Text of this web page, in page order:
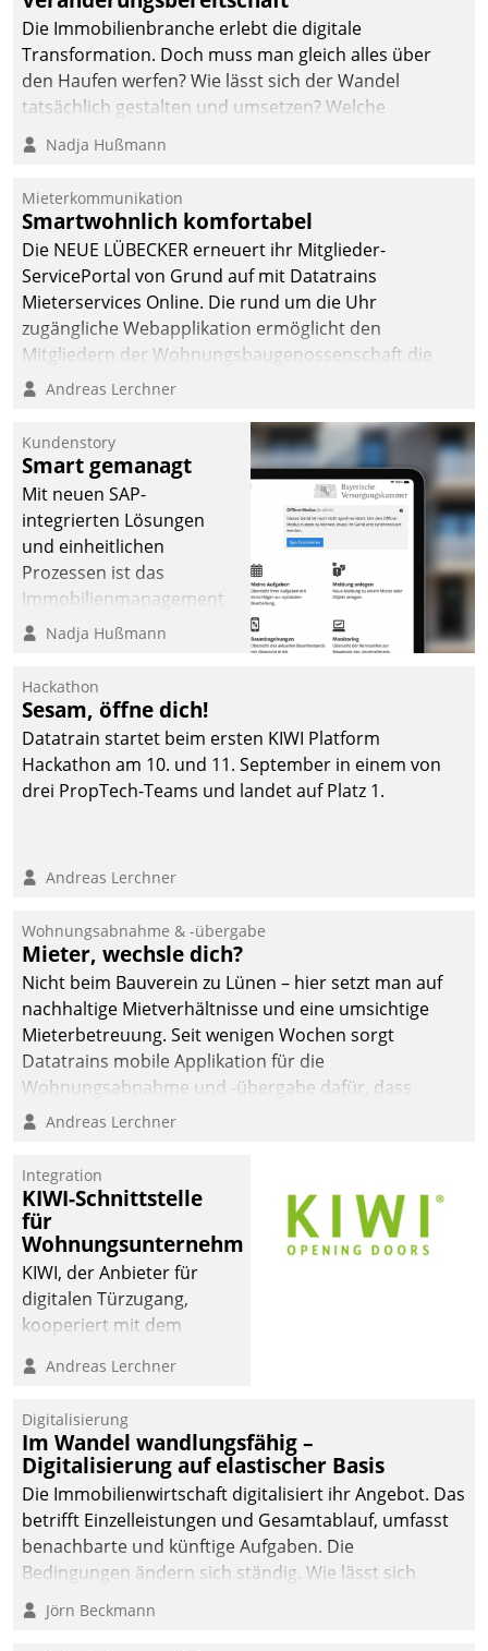
Die Immobilienbranche erlebt die digitale
Transformation. Doch muss man gleich alles über
den Haufen werfen? Wie lässt sich der Wandel
tatsächlich gestalten und umsetzen? Welche
Argumente zählen wirklich?
Nadja Hußmann
Mieterkommunikation
Smartwohnlich komfortabel
Die NEUE LÜBECKER erneuert ihr Mitglieder-
ServicePortal von Grund auf mit Datatrains
Mieterservices Online. Die rund um die Uhr
zugängliche Webapplikation ermöglicht den
Mitgliedern der Wohnungs­bau­genossenschaft die
Kontaktaufnahme per Smartphone, Tablet oder PC.
Andreas Lerchner
Kundenstory
Smart gemanagt
Mit neuen SAP-
integrierten Lösungen
und einheitlichen
Prozessen ist das
Immobilienmanagement
der Bayerischen
Ressort Kapitalanlage für
künftige Aufgaben und
Herausforderungen
gerüstet.
Nadja Hußmann
Hackathon
Sesam, öffne dich!
Datatrain startet beim ersten KIWI Platform
Hackathon am 10. und 11. September in einem von
drei PropTech-Teams und landet auf Platz 1.
Andreas Lerchner
Wohnungsabnahme & -übergabe
Mieter, wechsle dich?
Nicht beim Bauverein zu Lünen – hier setzt man auf
nachhaltige Mietverhältnisse und eine umsichtige
Mieterbetreuung. Seit wenigen Wochen sorgt
Datatrains mobile Applikation für die
Wohnungsabnahme und -übergabe dafür, dass
Mieter wohlgeordnet kommen und, so es sein muss,
Andreas Lerchner
Integration
KIWI-Schnittstelle
für
Wohnungsunternehmen
KIWI, der Anbieter für
digitalen Türzugang,
kooperiert mit dem
Softwareentwicklungshaus
Andreas Lerchner
Digitalisierung
Im Wandel wandlungsfähig –
Digitalisierung auf elastischer Basis
Die Immobilienwirtschaft digitalisiert ihr Angebot. Das
betrifft Einzelleistungen und Gesamtablauf, umfasst
benachbarte und künftige Aufgaben. Die
Bedingungen ändern sich ständig. Wie lässt sich
technisch die Kontrolle wahren und zugleich Freiraum
fürs Wachsen öffnen?
Jörn Beckmann